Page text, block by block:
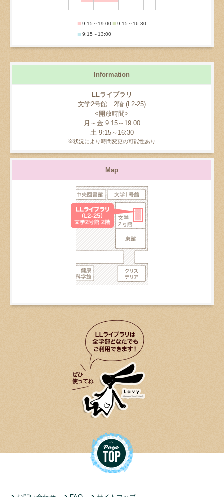
■ 9:15～19:00 ■ 9:15～16:30
■ 9:15～13:00
Information
LLライブラリ
文学2号館 2階 (L2-25)
<開放時間>
月～金 9:15～19:00
土 9:15～16:30
※状況により時間変更の可能性あり
Map